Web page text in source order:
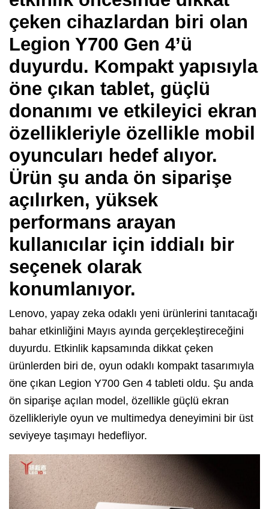
çeken cihazlardan biri olan
Legion Y700 Gen 4’ü
duyurdu. Kompakt yapısıyla
öne çıkan tablet, güçlü
donanımı ve etkileyici ekran
özellikleriyle özellikle mobil
oyuncuları hedef alıyor.
Ürün şu anda ön siparişe
açılırken, yüksek
performans arayan
kullanıcılar için iddialı bir
seçenek olarak
konumlanıyor.
Lenovo, yapay zeka odaklı yeni ürünlerini tanıtacağı
bahar etkinliğini Mayıs ayında gerçekleştireceğini
duyurdu. Etkinlik kapsamında dikkat çeken
ürünlerden biri de, oyun odaklı kompakt tasarımıyla
öne çıkan Legion Y700 Gen 4 tableti oldu. Şu anda
ön siparişe açılan model, özellikle güçlü ekran
özellikleriyle oyun ve multimedya deneyimini bir üst
seviyeye taşımayı hedefliyor.